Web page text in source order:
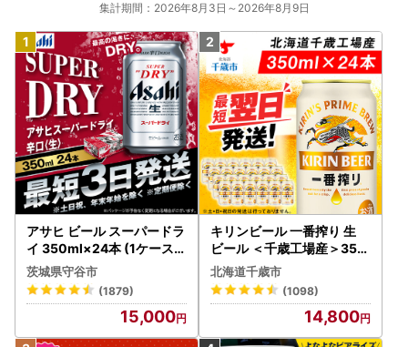
集計期間：2026年8月3日～2026年8月9日
アサヒ ビール スーパードラ
イ 350ml×24本 (1ケース)
究極の辛口 ＜茨城工場＞ 缶
ビール Asahi superDRY お
酒
茨城県守谷市
(1879)
15,000
キリンビール 一番搾り 生
ビール ＜千歳工場産＞350
ml（24本）
北海道千歳市
(1098)
14,800